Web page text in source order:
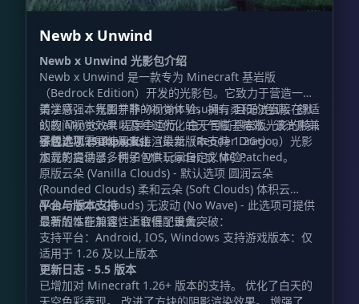
Newb x Unwind
Newb x Unwind 光影包介绍
Newb x Unwind 是一款专为 Minecraft 基岩版
（Bedrock Edition）开发的光影包。它致力于营造一种
美学感强、氛围宁静的视觉体验，拥有柔和的色调、舒适
的夜间视觉效果以及经过优化的天气粒子特效。该光影兼
容版本 1.21.21 及以上（最新版本支持 1.26+）。
请注意，本光影并非 Vibrant Visuals，且无法直接在默
认的 Minecraft 程序中运行。由于目前基岩版光影的特
殊性，您需要使用支持渲染龙（Render Dragon）光影
加载的启动器，例如 MB Loader 或 MC Patched。
子包选项 (Subpacks)
本光影提供了多种子包供玩家自定义体验：
原版云朵 (Vanilla Clouds) - 默认选项 圆润云朵
(Rounded Clouds) 柔和云朵 (Soft Clouds) 体积云
(Volumetric Clouds) 无波动 (No Wave) - 此选项可提供
显著的性能加速，适合低配设备。
平台与版本支持
最新版本在兼容性上取得了重大突破：
支持平台：Android, IOS, Windows 支持游戏版本：仅
适用于 1.26 及以上版本
更新日志 - 5.5 版本
已增加对 Minecraft 1.26+ 版本的支持。 优化了白天的